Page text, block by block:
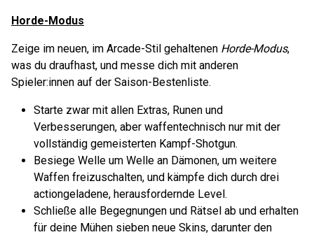
Horde-Modus
Zeige im neuen, im Arcade-Stil gehaltenen Horde-Modus,
was du draufhast, und messe dich mit anderen
Spieler:innen auf der Saison-Bestenliste.
Starte zwar mit allen Extras, Runen und
Verbesserungen, aber waffentechnisch nur mit der
vollständig gemeisterten Kampf-Shotgun.
Besiege Welle um Welle an Dämonen, um weitere
Waffen freizuschalten, und kämpfe dich durch drei
actiongeladene, herausfordernde Level.
Schließe alle Begegnungen und Rätsel ab und erhalten
für deine Mühen sieben neue Skins, darunter den